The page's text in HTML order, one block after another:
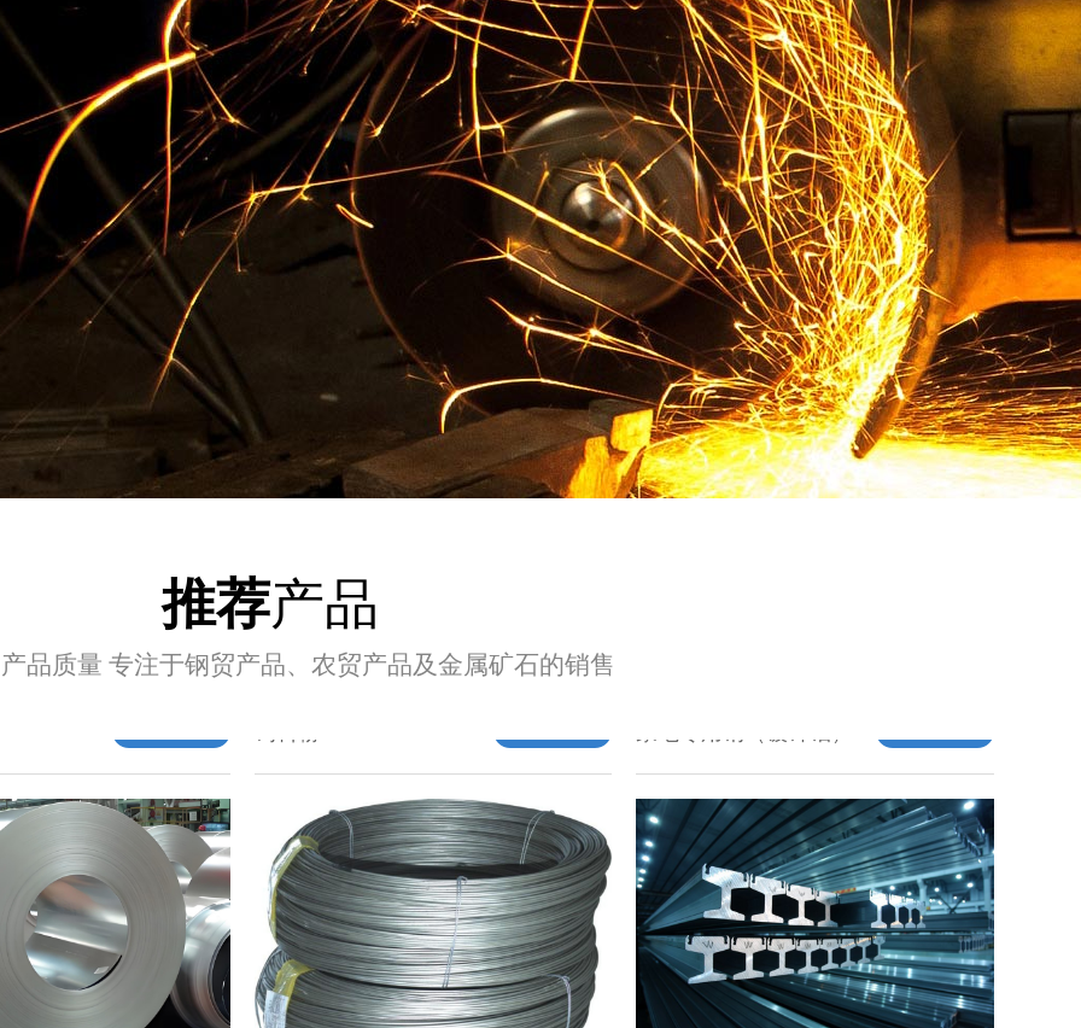
推荐产品
品质量 专注于钢贸产品、农贸产品及金属矿石的销售
查看详情+ 水稻 查看详情+ 玉米 查看详情+
查看详情+ 饲料粉
查看详情+ 线材 查看详情+ 型材 查看详情+